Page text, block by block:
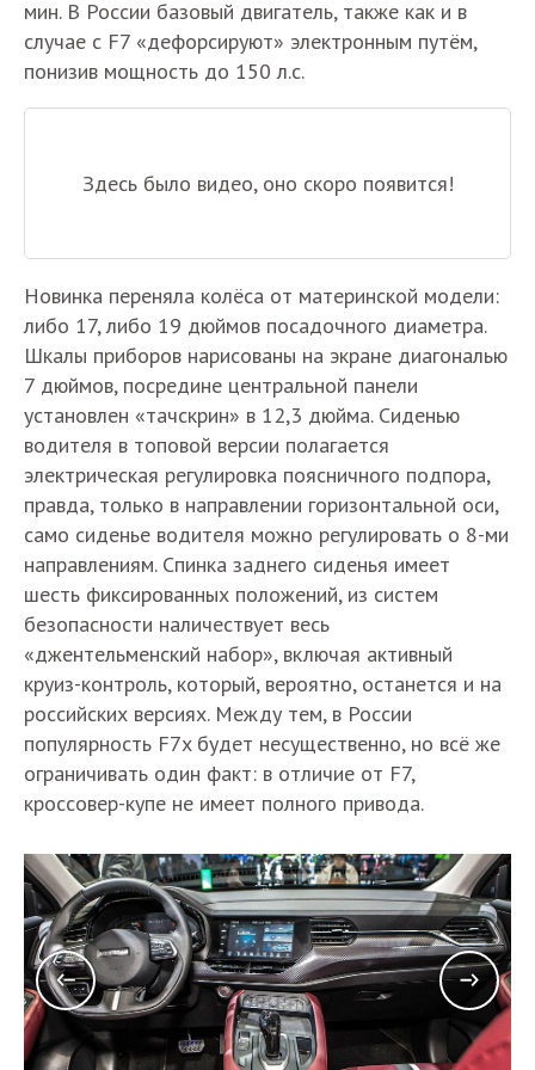
мин. В России базовый двигатель, также как и в
случае с F7 «дефорсируют» электронным путём,
понизив мощность до 150 л.с.
Здесь было видео, оно скоро появится!
Новинка переняла колёса от материнской модели:
либо 17, либо 19 дюймов посадочного диаметра.
Шкалы приборов нарисованы на экране диагональю
7 дюймов, посредине центральной панели
установлен «тачскрин» в 12,3 дюйма. Сиденью
водителя в топовой версии полагается
электрическая регулировка поясничного подпора,
правда, только в направлении горизонтальной оси,
само сиденье водителя можно регулировать о 8-ми
направлениям. Спинка заднего сиденья имеет
шесть фиксированных положений, из систем
безопасности наличествует весь
«джентельменский набор», включая активный
круиз-контроль, который, вероятно, останется и на
российских версиях. Между тем, в России
популярность F7x будет несущественно, но всё же
ограничивать один факт: в отличие от F7,
кроссовер-купе не имеет полного привода.